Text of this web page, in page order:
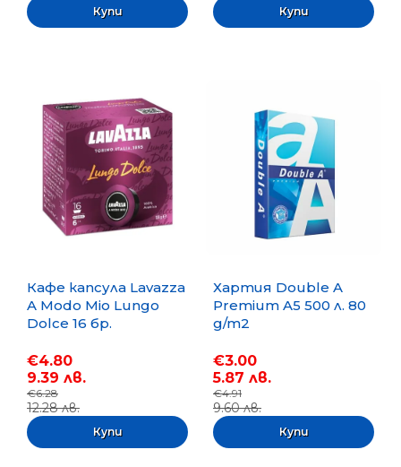
Кафе капсула Lavazza
A Modo Mio Lungo
Dolce 16 бр.
€4.80
9.39 лв.
€6.28
12.28 лв.
Хартия Double A
Premium A5 500 л. 80
g/m2
€3.00
5.87 лв.
€4.91
9.60 лв.